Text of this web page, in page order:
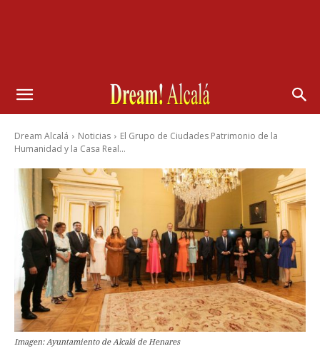
Dream Alcalá Noticias
El Grupo de Ciudades Patrimonio de la
Humanidad y la Casa Real...
Imagen: Ayuntamiento de Alcalá de Henares